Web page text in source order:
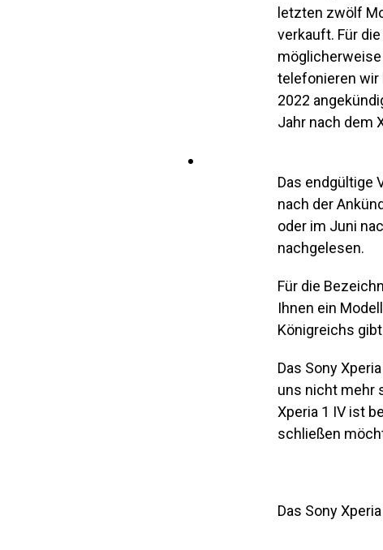
letzten zwölf
verkauft. Für
telefonieren wir
2022
Jahr nach dem
Das endgültige
nach der
oder im Juni
nachgelesen.
Für die
Ihnen ein
Königreichs
Das Sony
uns nicht mehr
Xperia 1 IV ist
schließen
Das Sony